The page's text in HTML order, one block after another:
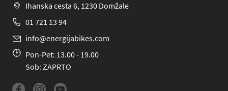
Ihanska cesta 6, 1230 Domžale
01 721 13 94
info@energijabikes.com
Pon-Pet: 13.00 - 19.00
Sob: ZAPRTO